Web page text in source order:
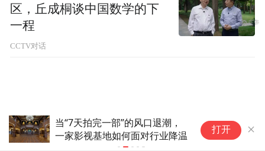
开源AI“免费午餐”结束？阿里千
问拟向大客户收费
打开
区，丘成桐谈中国数学的下
一程
CCTV对话